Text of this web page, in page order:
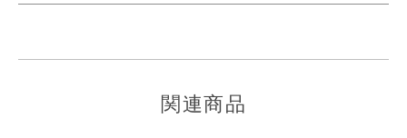
関連商品